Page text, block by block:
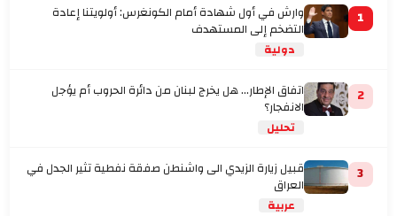
1 وارش في أول شهادة أمام الكونغرس: أولويتنا إعادة
التضخم إلى المستهدف
دولية
2 اتفاق الإطار... هل يخرج لبنان من دائرة الحروب أم يؤجل
الانفجار؟
تحليل
3 قبيل زيارة الزيدي الى واشنطن صفقة نفطية تثير الجدل في
العراق
عربية